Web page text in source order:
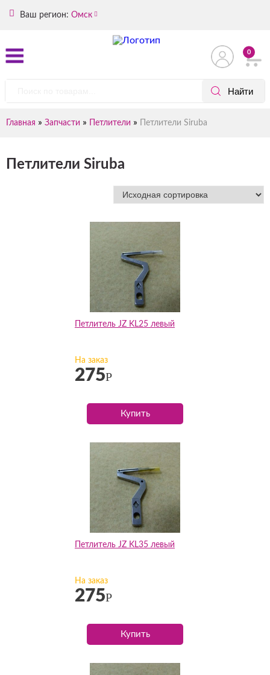
Ваш регион: Омск
0
Главная » Запчасти » Петлители » Петлители Siruba
Петлители Siruba
Петлитель JZ KL25 левый
На заказ
275Р
Купить
Петлитель JZ KL35 левый
На заказ
275Р
Купить